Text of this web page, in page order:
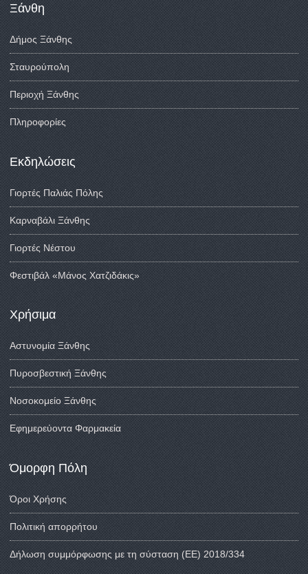
Ξάνθη
Δήμος Ξάνθης
Σταυρούπολη
Περιοχή Ξάνθης
Πληροφορίες
Εκδηλώσεις
Γιορτές Παλιάς Πόλης
Καρναβάλι Ξάνθης
Γιορτές Νέστου
Φεστιβάλ «Μάνος Χατζιδάκις»
Χρήσιμα
Αστυνομία Ξάνθης
Πυροσβεστική Ξάνθης
Νοσοκομείο Ξάνθης
Εφημερεύοντα Φαρμακεία
Όμορφη Πόλη
Όροι Χρήσης
Πολιτική απορρήτου
Δήλωση συμμόρφωσης με τη σύσταση (ΕΕ) 2018/334